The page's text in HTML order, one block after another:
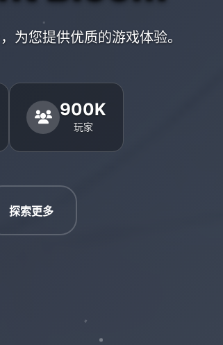
为您提供优质的游戏体验。
900K
玩家
探索更多